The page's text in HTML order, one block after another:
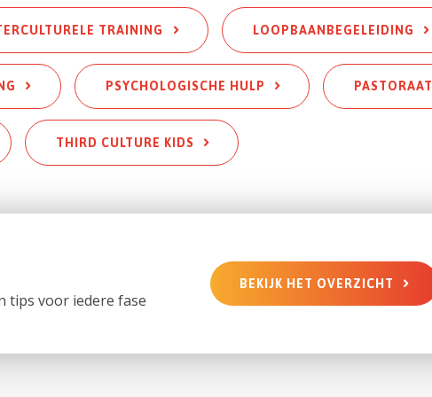
TRAINING LOOPBAANBEGELEIDING
PSYCHOLOGISCHE HULP PASTORAAT
THIRD CULTURE KIDS
tips voor iedere fase
BEKIJK HET OVERZICHT